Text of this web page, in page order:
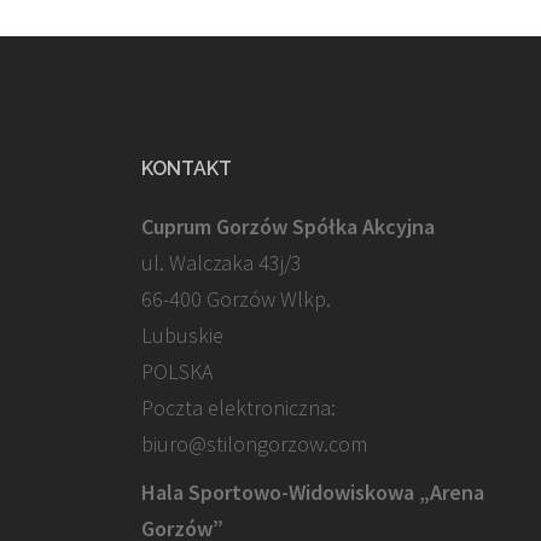
KONTAKT
Cuprum Gorzów Spółka Akcyjna
ul. Walczaka 43j/3
66-400 Gorzów Wlkp.
Lubuskie
POLSKA
Poczta elektroniczna:
biuro@stilongorzow.com
Hala Sportowo-Widowiskowa „Arena
Gorzów”